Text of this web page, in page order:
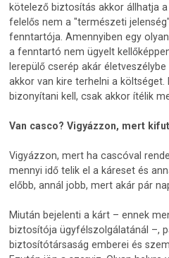
kötelező biztosítás akkor állhatja
felelős nem a "természeti
fenntartója. Amennyiben egy
a fenntartó nem ügyelt
lerepülő cserép akár
akkor van kire terhelni a
bizonyítani kell, csak akkor ítélik
Van casco? Vigyázzon, mert
Vigyázzon, mert ha cascóval
mennyi idő telik el a káreset és
előbb, annál jobb, mert akár pár
Miután bejelenti a kárt – ennek
biztosítója ügyfélszolgálatánál –,
biztosítótársaság emberei és